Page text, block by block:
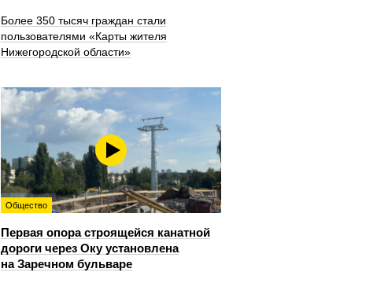
Более 350 тысяч граждан стали
пользователями «Карты жителя
Нижегородской области»
Общество
Первая опора строящейся канатной
дороги через Оку установлена
на Заречном бульваре